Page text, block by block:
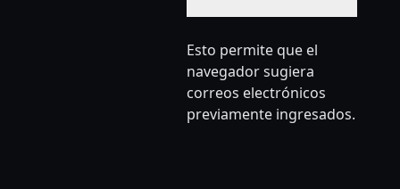
Esto permite que el
navegador sugiera
correos electrónicos
previamente ingresados.